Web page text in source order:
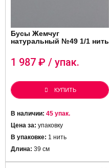
Бусы Жемчуг
натуральный №49 1/1 нить
1 987 ₽ / упак.
КУПИТЬ
В наличии: 45 упак.
Цена за: упаковку
В упаковке: 1 нить
Длина: 39 см